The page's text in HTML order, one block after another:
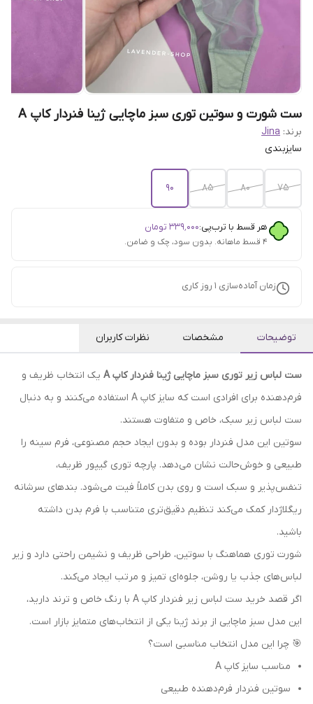
ست شورت و سوتین توری سبز ماچایی ژینا فنردار کاپ A
برند: Jina
سایزبندی
75
80
85
90
هر قسط با ترب‌پی:۳۳۹٬۰۰۰ تومان
۴ قسط ماهانه. بدون سود، چک و ضامن.
زمان آماده‌سازی 1 روز کاری
توضیحات مشخصات نظرات کاربران
ست لباس زیر توری سبز ماچایی ژینا فنردار کاپ A
یک انتخاب ظریف و
فرم‌دهنده برای افرادی است که سایز کاپ A استفاده می‌کنند و به دنبال
ست لباس زیر سبک، خاص و متفاوت هستند.
سوتین این مدل فنردار بوده و بدون ایجاد حجم مصنوعی، فرم سینه را
طبیعی و خوش‌حالت نشان می‌دهد. پارچه توری گیپور ظریف،
تنفس‌پذیر و سبک است و روی بدن کاملاً فیت می‌شود. بندهای سرشانه
ریگلاژدار کمک می‌کند تنظیم دقیق‌تری متناسب با فرم بدن داشته
باشید.
شورت توری هماهنگ با سوتین، طراحی ظریف و نشیمن راحتی دارد و زیر
لباس‌های جذب یا روشن، جلوه‌ای تمیز و مرتب ایجاد می‌کند.
اگر قصد خرید ست لباس زیر فنردار کاپ A با رنگ خاص و ترند دارید،
این مدل سبز ماچایی از برند ژینا یکی از انتخاب‌های متمایز بازار است.
🎯 چرا این مدل انتخاب مناسبی است؟
مناسب سایز کاپ A
سوتین فنردار فرم‌دهنده طبیعی